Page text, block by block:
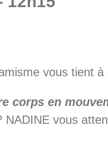
vous tient
corps en
vous